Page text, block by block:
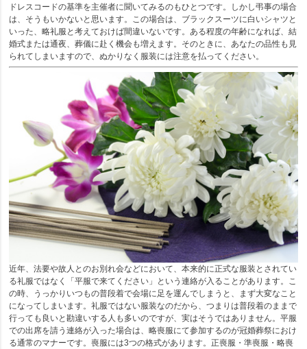
ドレスコードの基準を主催者に聞いてみるのもひとつです。しかし弔事の場合
は、そうもいかないと思います。この場合は、ブラックスーツに白いシャツと
いった、略礼服と考えておけば間違いないです。ある程度の年齢になれば、結
婚式または通夜、葬儀に赴く機会も増えます。そのときに、あなたの品性も見
られてしまいますので、ぬかりなく服装には注意を払ってください。
近年、法要や故人とのお別れ会などにおいて、本来的に正式な服装とされてい
る礼服ではなく「平服で来てください」という連絡が入ることがあります。こ
の時、うっかりいつもの普段着で会場に足を運んでしまうと、まず大変なこと
になってしまいます。礼服ではない服装なのだから、つまりは普段着のままで
行っても良いと勘違いする人も多いのですが、実はそうではありません。平服
での出席を請う連絡が入った場合は、略喪服にて参加するのが冠婚葬祭におけ
る通常のマナーです。喪服には3つの格式があります。正喪服・準喪服・略喪